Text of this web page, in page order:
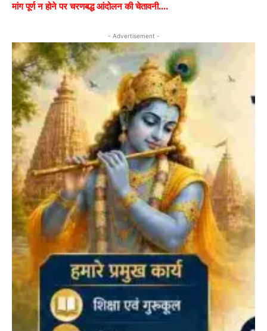
मांग पूर्ण न होने पर चरणबद्ध आंदोलन की चेतावनी….
- Advertisement -